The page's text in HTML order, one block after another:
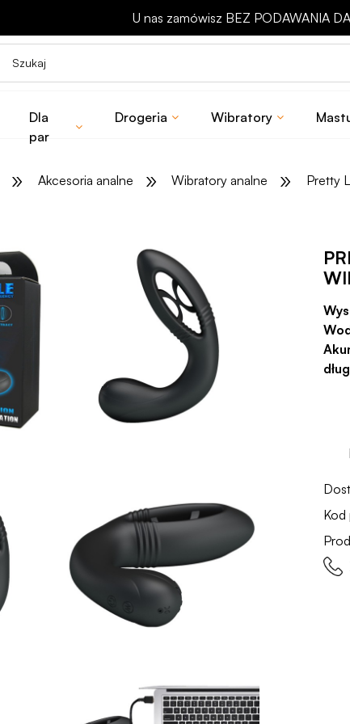
Odbierz rabat 15 zł na
Dla
par
Drogeria Wibratory
» Akcesoria analne » Wibratory analne » Pretty
Kod